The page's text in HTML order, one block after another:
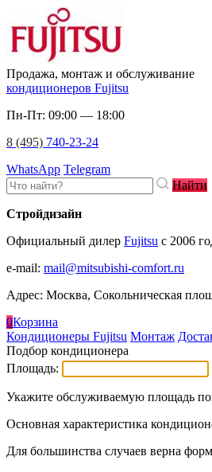
Продажа, монтаж и обслуживание
кондиционеров Fujitsu
Пн-Пт: 09:00 — 18:00
8 (495) 740-23-24
WhatsApp Telegram
Найти
Стройдизайн
Официальный дилер Fujitsu c 2006
e-mail: mail@mitsubishi-comfort.ru
Адрес: Москва, Сокольническая
0Корзина
Кондиционеры Fujitsu Монтаж
Подбор кондиционера
Площадь:
Укажите обслуживаемую площадь
Основная характеристика
Для большинства случаев верна